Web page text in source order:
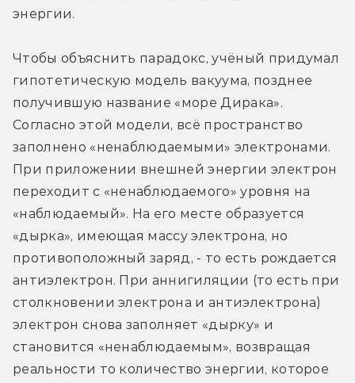
энергии.
Чтобы объяснить парадокс, учёный придумал
гипотетическую модель вакуума, позднее
получившую название «море Дирака».
Согласно этой модели, всё пространство
заполнено «ненаблюдаемыми» электронами.
При приложении внешней энергии электрон
переходит с «ненаблюдаемого» уровня на
«наблюдаемый». На его месте образуется
«дырка», имеющая массу электрона, но
противоположный заряд, - то есть рождается
антиэлектрон. При аннигиляции (то есть при
столкновении электрона и антиэлектрона)
электрон снова заполняет «дырку» и
становится «ненаблюдаемым», возвращая
реальности то количество энергии, которое